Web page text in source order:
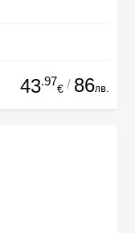
43.97
€ / 86лв.